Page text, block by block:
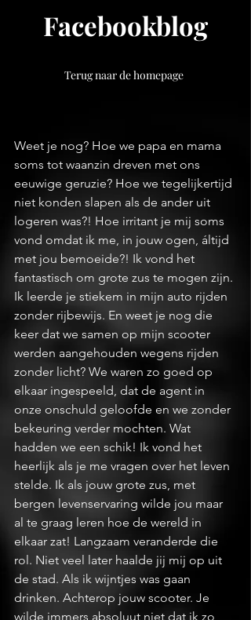
Facebookblog
Terug naar de homepage
Weet je nog? Hoe we papa en mama
soms tot waanzin dreven met ons
eeuwige geruzie? Hoe we tegelijkertijd
niet konden slapen als de ander uit
logeren was?! Hoe irritant je mij soms
vond omdat ik me, in jouw ogen, áltijd
met jou bemoeide?! Ik vond het
fantastisch om grote zus te mogen zijn.
Ik leerde je stiekem in mijn auto rijden
zonder rijbewijs. En weet je nog die
keer dat we samen op mijn scooter
werden aangehouden wegens rijden
zonder licht? We waren zo goed op
elkaar ingespeeld, dat de agent in
onze onschuld geloofde en we zonder
bekeuring verder mochten. Wat
hadden we een schik! Ik vond het
heerlijk als je me vragen over het leven
stelde. Ik als jouw grote zus, met
bergen levenservaring wilde jou maar
al te graag leren hoe de wereld in
elkaar zat! Langzaam veranderde die
rol. Niet veel later haalde jij mij op uit
de stad. Als ik wijntjes was gaan
drinken. Achterop jouw scooter. Je
wilde immers absoluut niet dat ik zo